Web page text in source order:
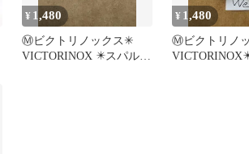
¥ 1,480
Ⓜ️ビクトリノックス✳
VICTORINOX ✴️スパルタ
¥ 1,480
Ⓜ️ビクトリノ